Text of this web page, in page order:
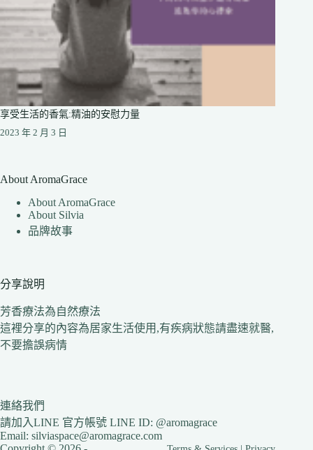
享受生活的香氣:精油的安慰力量
2023 年 2 月 3 日
About AromaGrace
About AromaGrace
About Silvia
品牌故事
分享說明
芳香療法為自然療法
這裡分享的內容為居家生活使用,有疾病狀態請盡速就醫,
不要擔誤病情
連絡我們
請加入LINE 官方帳號 LINE ID: @aromagrace
Email: silviaspace@aromagrace.com